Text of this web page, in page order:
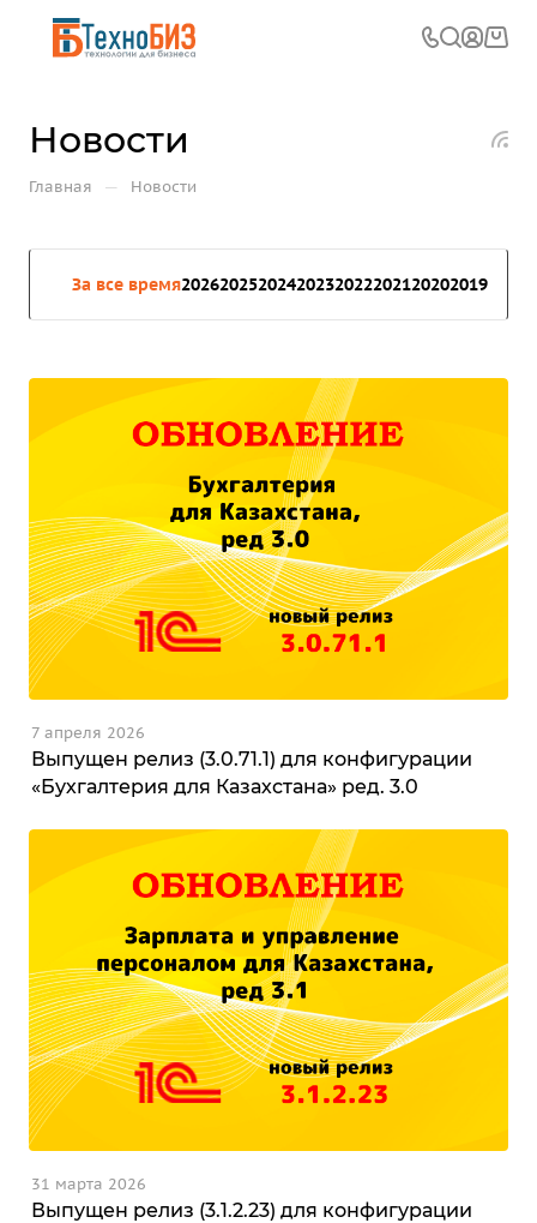
Новости
Главная — Новости
За все время20262025202420232022202120202019
Выпущен релиз (3.0.71.1) для конфигурации
«Бухгалтерия для Казахстана» ред. 3.0
7 апреля 2026
Выпущен релиз (3.1.2.23) для конфигурации
31 марта 2026